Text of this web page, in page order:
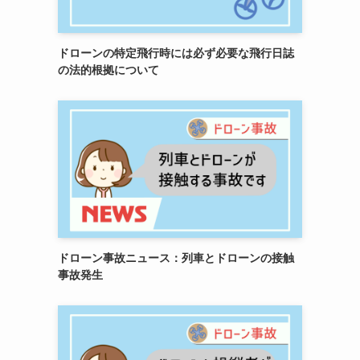
ドローンの特定飛行時には必ず必要な飛行日誌
の法的根拠について
ドローン事故ニュース：列車とドローンの接触
事故発生